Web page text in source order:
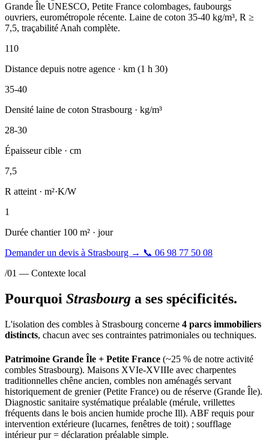
Grande Île UNESCO, Petite France colombages, faubourgs
ouvriers, eurométropole récente. Laine de coton 35-40 kg/m³, R ≥
7,5, traçabilité Anah complète.
110
Distance depuis notre agence · km (1 h 30)
35-40
Densité laine de coton Strasbourg · kg/m³
28-30
Épaisseur cible · cm
7,5
R atteint · m²·K/W
1
Durée chantier 100 m² · jour
Demander un devis à Strasbourg → 📞 06 98 77 50 08
/01 — Contexte local
Pourquoi Strasbourg a ses spécificités.
L'isolation des combles à Strasbourg concerne 4 parcs immobiliers
distincts, chacun avec ses contraintes patrimoniales ou techniques.
Patrimoine Grande Île + Petite France (~25 % de notre activité
combles Strasbourg). Maisons XVIe-XVIIIe avec charpentes
traditionnelles chêne ancien, combles non aménagés servant
historiquement de grenier (Petite France) ou de réserve (Grande Île).
Diagnostic sanitaire systématique préalable (mérule, vrillettes
fréquents dans le bois ancien humide proche Ill). ABF requis pour
intervention extérieure (lucarnes, fenêtres de toit) ; soufflage
intérieur pur = déclaration préalable simple.